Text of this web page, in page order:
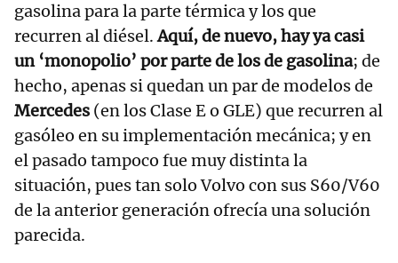
gasolina para la parte térmica y los que
recurren al diésel.Aquí, de nuevo, hay ya casi
un ‘monopolio’ por parte de los de gasolina; de
hecho, apenas si quedan un par de modelos de
Mercedes (en los Clase E o GLE) que recurren al
gasóleo en su implementación mecánica; y en
el pasado tampoco fue muy distinta la
situación, pues tan solo Volvo con sus S60/V60
de la anterior generación ofrecía una solución
parecida.